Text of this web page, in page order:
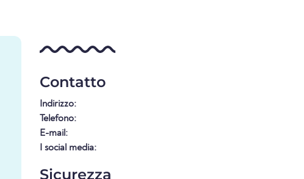
Contatto
Indirizzo:
Telefono:
E-mail:
I social media:
Sicurezza